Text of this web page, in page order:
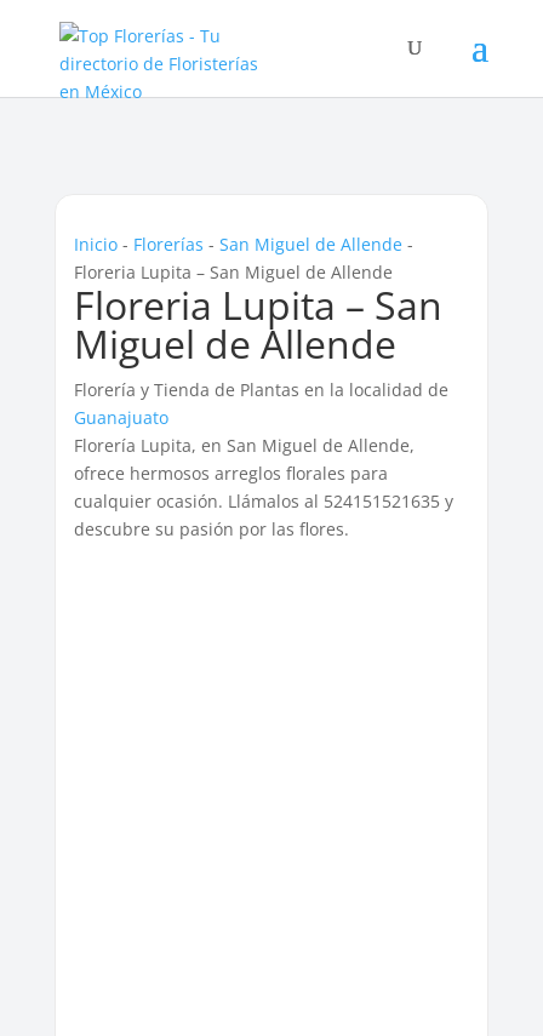
Inicio- Florerías - San Miguel de Allende-
Floreria Lupita – San Miguel de Allende
Floreria Lupita – San
Miguel de Allende
Florería y Tienda de Plantas en la localidad de
Guanajuato
Florería Lupita, en San Miguel de Allende,
ofrece hermosos arreglos florales para
cualquier ocasión. Llámalos al 524151521635 y
descubre su pasión por las flores.